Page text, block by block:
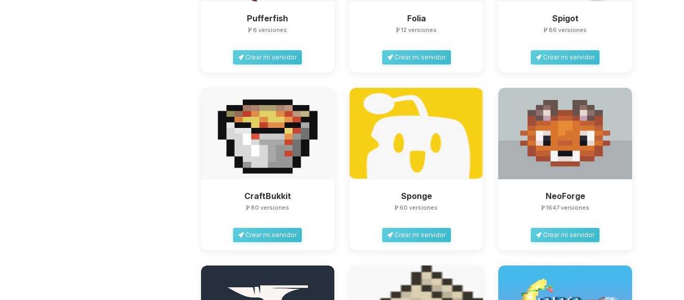
Pufferfish
6 versiones
Crear mi servidor
Folia
12 versiones
Crear mi servidor
Spigot
86 versiones
Crear mi servidor
CraftBukkit
80 versiones
Crear mi servidor
Sponge
60 versiones
Crear mi servidor
NeoForge
1647 versiones
Crear mi servidor